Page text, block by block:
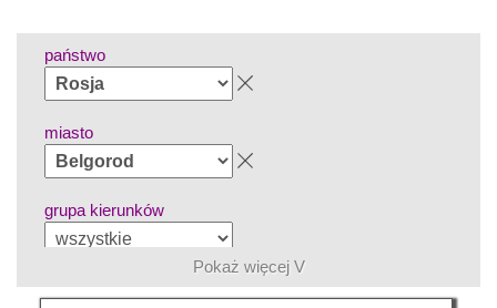
państwo
miasto
grupa kierunków
język
Pokaż więcej V